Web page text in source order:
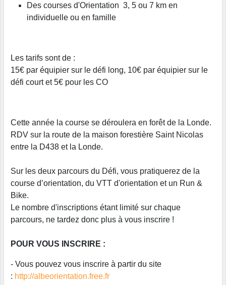
Des courses d'Orientation 3, 5 ou 7 km en
individuelle ou en famille
Les tarifs sont de :
15€ par équipier sur le défi long, 10€ par équipier sur le
défi court et 5€ pour les CO
Cette année la course se déroulera en forêt de la Londe.
RDV sur la route de la maison forestière Saint Nicolas
entre la D438 et la Londe.
Sur les deux parcours du Défi, vous pratiquerez de la
course d’orientation, du VTT d'orientation et un Run &
Bike.
Le nombre d'inscriptions étant limité sur chaque
parcours, ne tardez donc plus à vous inscrire !
POUR VOUS INSCRIRE :
- Vous pouvez vous inscrire à partir du site
: http://albeorientation.free.fr